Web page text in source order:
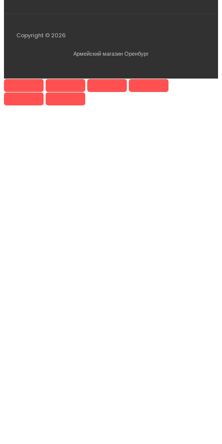
Copyright © 2026
Армейский магазин Оренбург